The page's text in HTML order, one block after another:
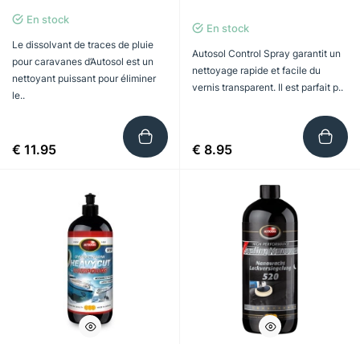
En stock
Le dissolvant de traces de pluie
pour caravanes d’Autosol est un
nettoyant puissant pour éliminer
le..
€ 11.95
En stock
Autosol Control Spray garantit un
nettoyage rapide et facile du
vernis transparent. Il est parfait p..
€ 8.95